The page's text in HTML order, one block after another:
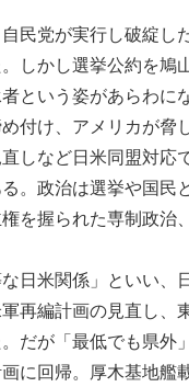
民党が実行し破綻し
しかし選挙公約を鳩
という姿があらわに
付け、アメリカが脅
しなど日米同盟対応
。政治は選挙や国民
を握られた専制政治
日米関係」といい、
再編計画の見直し、
だが「最低でも県外
に回帰。厚木基地艦